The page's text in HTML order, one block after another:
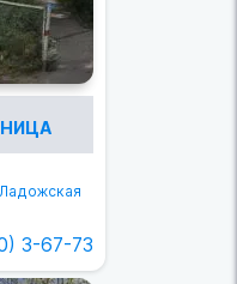
3-67-73